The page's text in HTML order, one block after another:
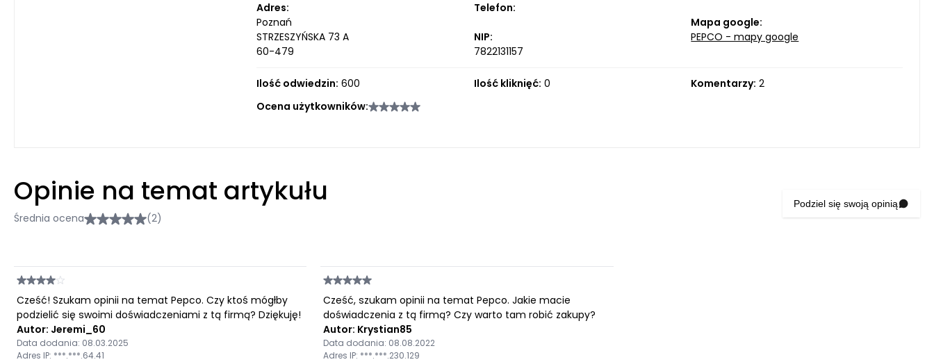
Adres:
Poznań
STRZESZYŃSKA 73 A
60-479
Telefon:
NIP:
7822131157
Mapa google:
PEPCO - mapy google
Ilość odwiedzin: 600 Ilość kliknięć: 0 Komentarzy: 2
Ocena użytkowników:
Opinie na temat artykułu
Średnia ocena (2)
Podziel się swoją opinią
Cześć! Szukam opinii na temat Pepco. Czy ktoś mógłby
podzielić się swoimi doświadczeniami z tą firmą? Dziękuję!
Autor: Jeremi_60
Data dodania: 08.03.2025
Adres IP: ***.***.64.41
Cześć, szukam opinii na temat Pepco. Jakie macie
doświadczenia z tą firmą? Czy warto tam robić zakupy?
Autor: Krystian85
Data dodania: 08.08.2022
Adres IP: ***.***.230.129